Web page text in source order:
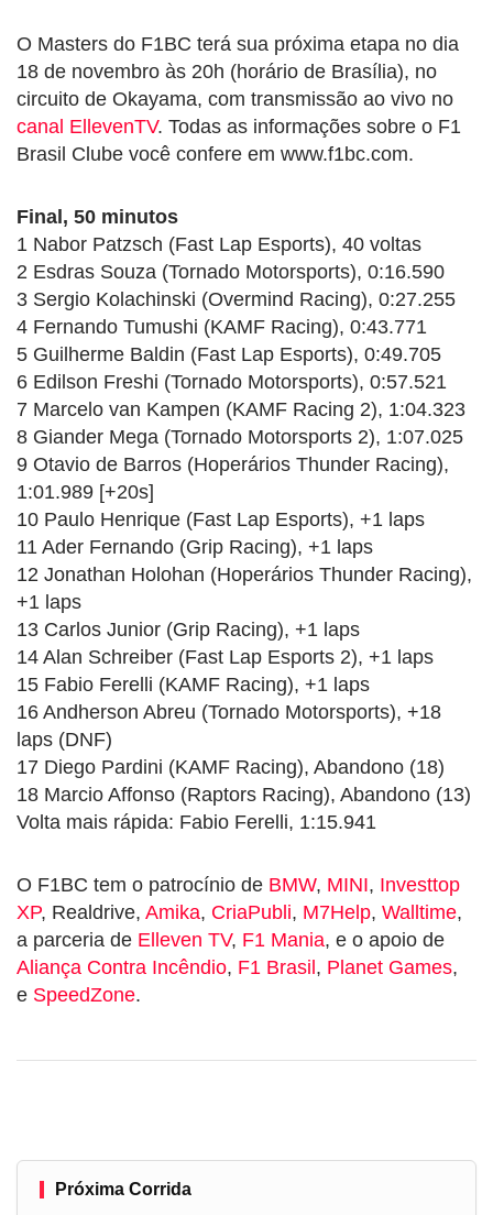
O Masters do F1BC terá sua próxima etapa no dia
18 de novembro às 20h (horário de Brasília), no
circuito de Okayama, com transmissão ao vivo no
canal EllevenTV. Todas as informações sobre o F1
Brasil Clube você confere em www.f1bc.com.
Final, 50 minutos
1 Nabor Patzsch (Fast Lap Esports), 40 voltas
2 Esdras Souza (Tornado Motorsports), 0:16.590
3 Sergio Kolachinski (Overmind Racing), 0:27.255
4 Fernando Tumushi (KAMF Racing), 0:43.771
5 Guilherme Baldin (Fast Lap Esports), 0:49.705
6 Edilson Freshi (Tornado Motorsports), 0:57.521
7 Marcelo van Kampen (KAMF Racing 2), 1:04.323
8 Giander Mega (Tornado Motorsports 2), 1:07.025
9 Otavio de Barros (Hoperários Thunder Racing),
1:01.989 [+20s]
10 Paulo Henrique (Fast Lap Esports), +1 laps
11 Ader Fernando (Grip Racing), +1 laps
12 Jonathan Holohan (Hoperários Thunder Racing),
+1 laps
13 Carlos Junior (Grip Racing), +1 laps
14 Alan Schreiber (Fast Lap Esports 2), +1 laps
15 Fabio Ferelli (KAMF Racing), +1 laps
16 Andherson Abreu (Tornado Motorsports), +18
laps (DNF)
17 Diego Pardini (KAMF Racing), Abandono (18)
18 Marcio Affonso (Raptors Racing), Abandono (13)
Volta mais rápida: Fabio Ferelli, 1:15.941
O F1BC tem o patrocínio de BMW, MINI, Investtop
XP, Realdrive, Amika, CriaPubli, M7Help, Walltime,
a parceria de Elleven TV, F1 Mania, e o apoio de
Aliança Contra Incêndio, F1 Brasil, Planet Games,
e SpeedZone.
Próxima Corrida